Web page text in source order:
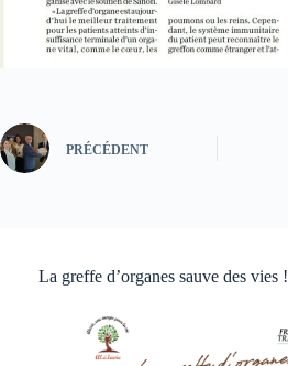
PRÉCÉDENT
La greffe d’organes sauve des vies !